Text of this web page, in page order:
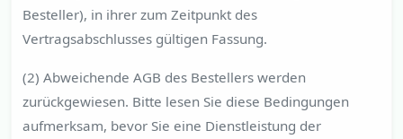
Besteller), in ihrer zum Zeitpunkt des
Vertragsabschlusses gültigen Fassung.
(2) Abweichende AGB des Bestellers werden
zurückgewiesen. Bitte lesen Sie diese Bedingungen
aufmerksam, bevor Sie eine Dienstleistung der